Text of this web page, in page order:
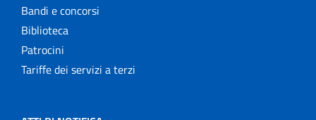
Bandi e concorsi
Biblioteca
Patrocini
Tariffe dei servizi a terzi